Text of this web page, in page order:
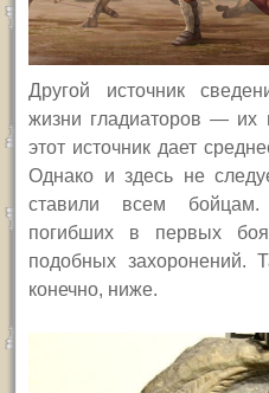
Другой источник
жизни гладиаторов — их
этот источник дает
Однако и здесь не
ставили всем
погибших в первых
подобных захоронений.
конечно, ниже.